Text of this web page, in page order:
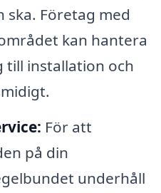
Företag med
kan hantera
till installation och
För att
på din
underhåll